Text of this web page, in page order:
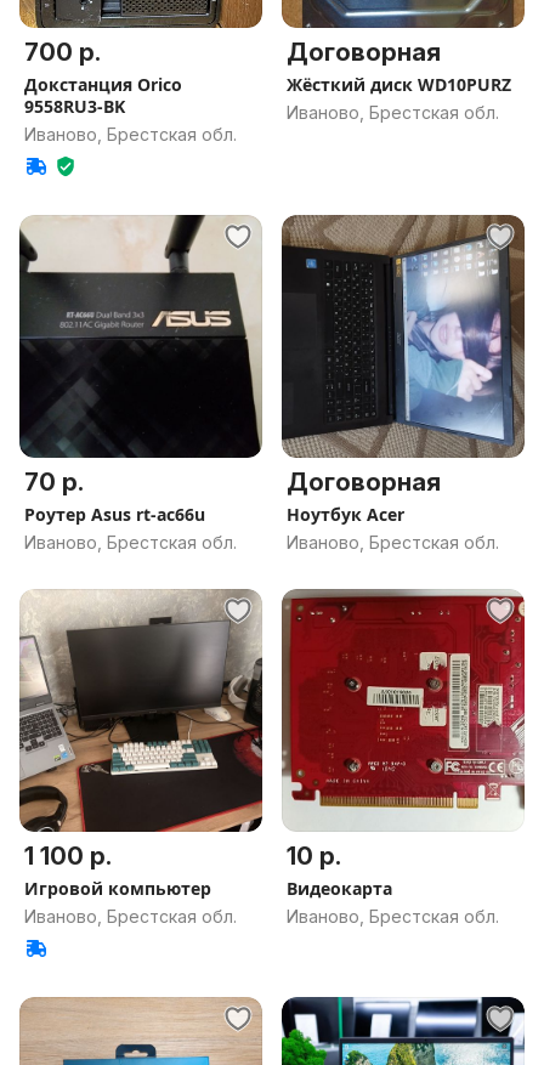
700 р.
Докстанция Orico
9558RU3-BK
Иваново, Брестская обл.
Договорная
Жёсткий диск WD10PURZ
Иваново, Брестская обл.
70 р.
Роутер Asus rt-ac66u
Иваново, Брестская обл.
Договорная
Ноутбук Acer
Иваново, Брестская обл.
1 100 р.
Игровой компьютер
Иваново, Брестская обл.
10 р.
Видеокарта
Иваново, Брестская обл.